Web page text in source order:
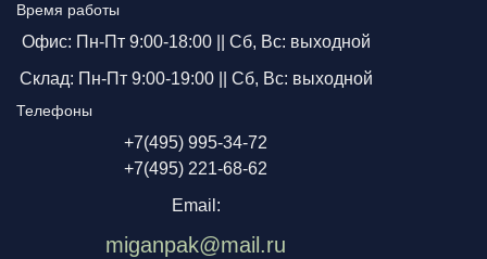
Время работы
Офис: Пн-Пт 9:00-18:00 || Сб, Вс: выходной
Склад: Пн-Пт 9:00-19:00 || Сб, Вс: выходной
Телефоны
+7(495) 995-34-72
+7(495) 221-68-62
Email:
miganpak@mail.ru